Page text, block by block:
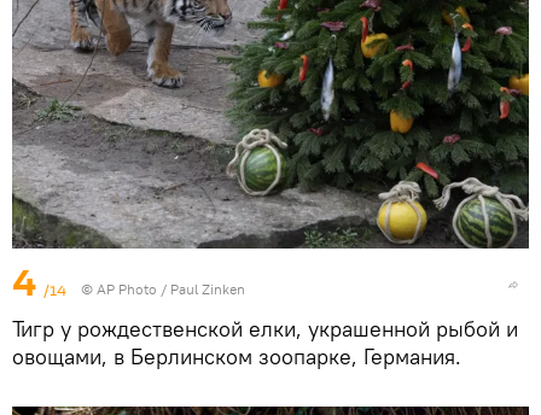
4 /14 © AP Photo / Paul Zinken
Тигр у рождественской елки, украшенной рыбой и
овощами, в Берлинском зоопарке, Германия.